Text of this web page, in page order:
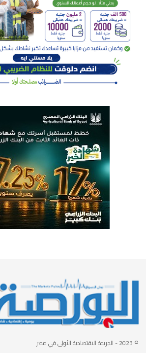
© 2023 - الجريدة الاقتصادية الأولى في مصر